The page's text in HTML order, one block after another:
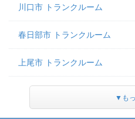
川口市 トランクルーム
春日部市 トランクルーム
上尾市 トランクルーム
▼も